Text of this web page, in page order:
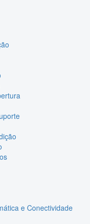
e Conectividade